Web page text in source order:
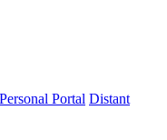
Portal Distant